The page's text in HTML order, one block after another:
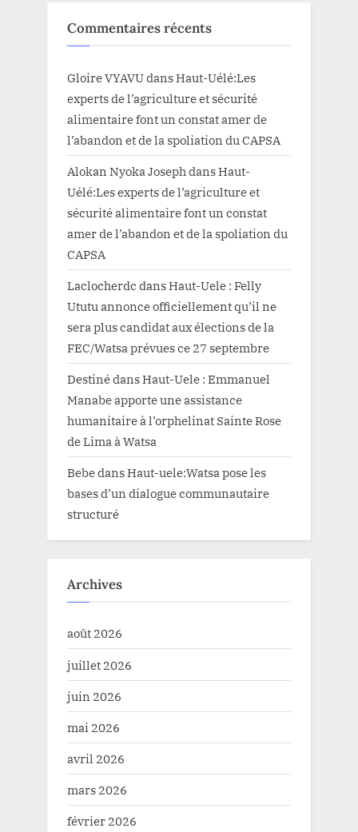
Commentaires récents
Gloire VYAVUdansHaut-Uélé:Les
experts de l’agriculture et sécurité
alimentaire font un constat amer de
l’abandon et de la spoliation du CAPSA
Alokan Nyoka Joseph dansHaut-
Uélé:Les experts de l’agriculture et
sécurité alimentaire font un constat
amer de l’abandon et de la spoliation du
CAPSA
Laclocherdc dansHaut-Uele : Felly
Ututu annonce officiellement qu’il ne
sera plus candidat aux élections de la
FEC/Watsa prévues ce 27 septembre
DestinédansHaut-Uele : Emmanuel
Manabe apporte une assistance
humanitaire à l’orphelinat Sainte Rose
de Lima à Watsa
BebedansHaut-uele:Watsa pose les
bases d’un dialogue communautaire
structuré
Archives
août 2026
juillet 2026
juin 2026
mai 2026
avril 2026
mars 2026
février 2026